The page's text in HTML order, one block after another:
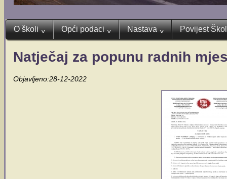
O školi ^ Opći podaci ^ Nastava ^ Povijest
Natječaj za popunu radnih
Objavljeno:28-12-2022